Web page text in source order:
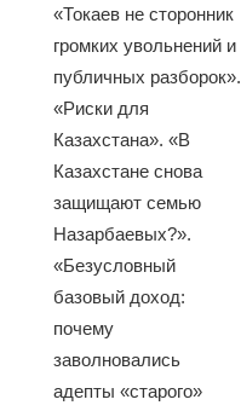
«Токаев не сторонник
громких увольнений и
публичных разборок».
«Риски для
Казахстана». «В
Казахстане снова
защищают семью
Назарбаевых?».
«Безусловный
базовый доход:
почему
заволновались
адепты «старого»